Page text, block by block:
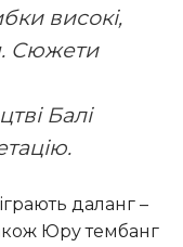
високі,
Сюжети
Балі
Юру тембанг